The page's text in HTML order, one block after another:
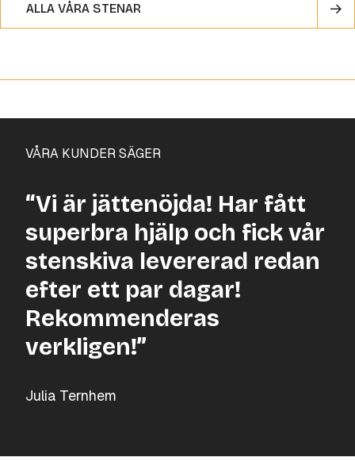
ALLA VÅRA STENAR
VÅRA KUNDER SÄGER
“Vi är jättenöjda! Har fått
superbra hjälp och fick vår
stenskiva levererad redan
efter ett par dagar!
Rekommenderas
verkligen!”
Julia Ternhem